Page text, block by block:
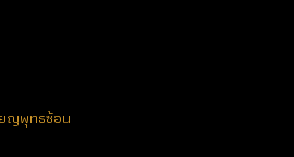
ญพุทธซ้อน